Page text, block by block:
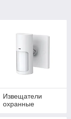
Извещатели
охранные